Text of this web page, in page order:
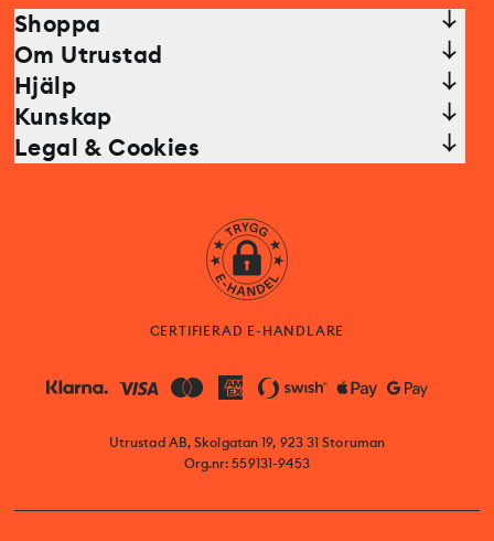
Shoppa
Om Utrustad
Hjälp
Kunskap
Legal & Cookies
CERTIFIERAD E-HANDLARE
Utrustad AB, Skolgatan 19, 923 31 Storuman
Org.nr: 559131-9453